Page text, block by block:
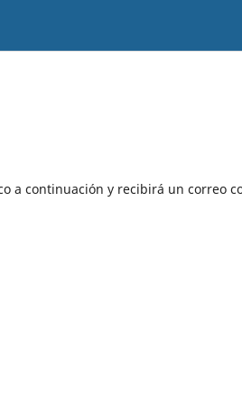
a continuación y recibirá un correo